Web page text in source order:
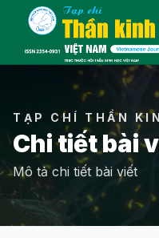
THÔNG TIN
Giới thiệu về tạp
chí
TẠP CHÍ THẦN
Chi tiết bài
Mô tả chi tiết bài viết